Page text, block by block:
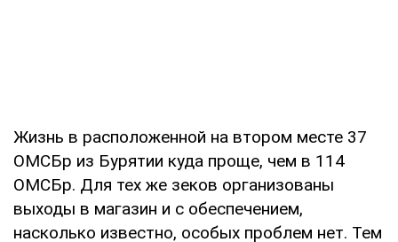
Жизнь в расположенной на втором месте 37
ОМСБр из Бурятии куда проще, чем в 114
ОМСБр. Для тех же зеков организованы
выходы в магазин и с обеспечением,
насколько известно, особых проблем нет. Тем